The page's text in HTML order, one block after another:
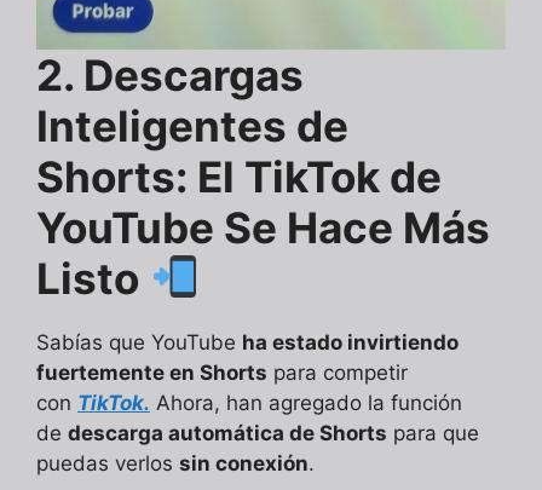
2. Descargas
Inteligentes de
Shorts: El TikTok de
YouTube Se Hace Más
Listo
Sabías que YouTube ha estado invirtiendo
fuertemente en Shorts para competir
con TikTok. Ahora, han agregado la función
de descarga automática de Shorts para que
puedas verlos sin conexión.